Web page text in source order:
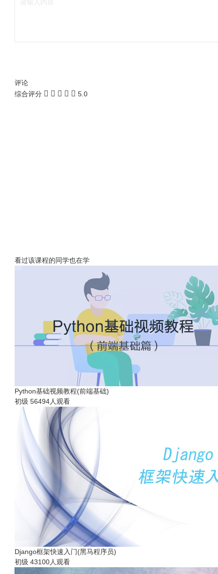
评论
综合评分
5.0
看过该课程的同学也在学
Python基础视频教程(前端基础)
初级 56494人观看
Django框架快速入门(黑马程序员)
初级 43100人观看